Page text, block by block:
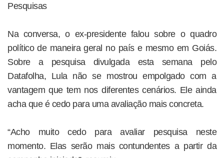
Pesquisas
Na conversa, o ex-presidente falou sobre o quadro
político de maneira geral no país e mesmo em Goiás.
Sobre a pesquisa divulgada esta semana pelo
Datafolha, Lula não se mostrou empolgado com a
vantagem que tem nos diferentes cenários. Ele ainda
acha que é cedo para uma avaliação mais concreta.
“Acho muito cedo para avaliar pesquisa neste
momento. Elas serão mais contundentes a partir da